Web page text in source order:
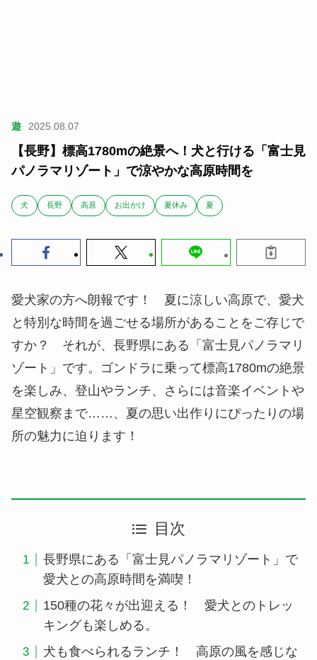
遊 2025.08.07
【長野】標高1780mの絶景へ！犬と行ける「富士見
パノラマリゾート」で涼やかな高原時間を
犬 長野 高原 お出かけ 夏休み 夏
愛犬家の方へ朗報です！ 夏に涼しい高原で、愛犬
と特別な時間を過ごせる場所があることをご存じで
すか？ それが、長野県にある「富士見パノラマリ
ゾート」です。ゴンドラに乗って標高1780mの絶景
を楽しみ、登山やランチ、さらには音楽イベントや
星空観察まで……、夏の思い出作りにぴったりの場
所の魅力に迫ります！
目次
長野県にある「富士見パノラマリゾート」で
愛犬との高原時間を満喫！
150種の花々が出迎える！ 愛犬とのトレッ
キングも楽しめる。
犬も食べられるランチ！ 高原の風を感じな